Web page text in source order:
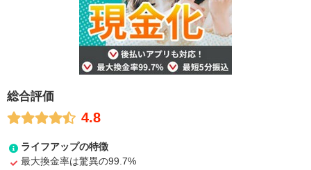
総合評価
4.8
ライフアップの特徴
最大換金率は驚異の99.7%